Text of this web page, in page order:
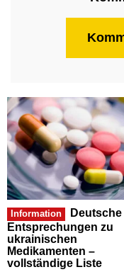
Information
Deutsche
Entsprechungen zu
ukrainischen
Medikamenten –
vollständige Liste